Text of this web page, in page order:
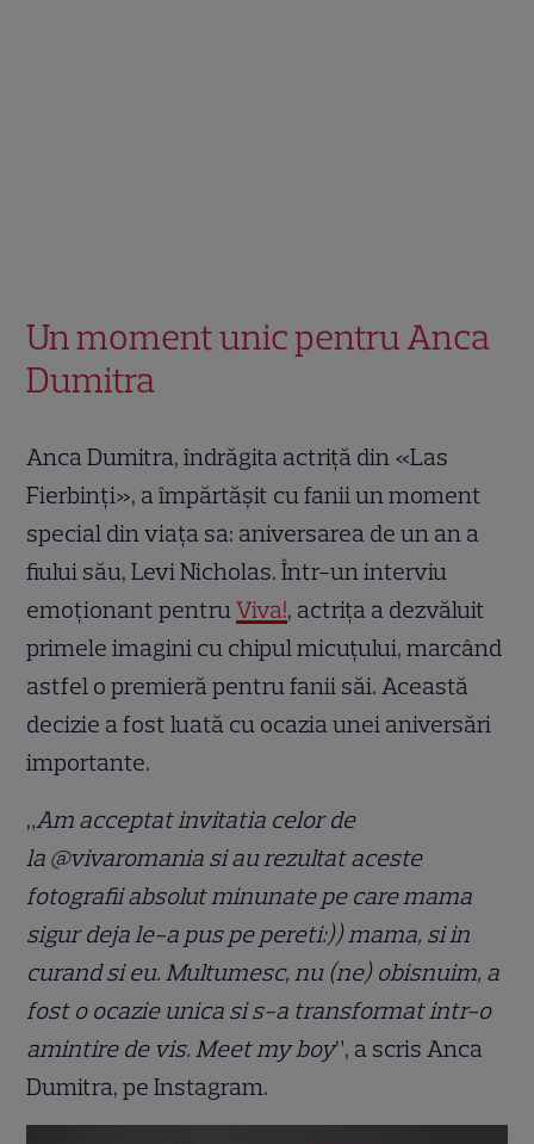
Un moment unic pentru Anca
Dumitra
Anca Dumitra, îndrăgita actriță din «Las
Fierbinți», a împărtășit cu fanii un moment
special din viața sa: aniversarea de un an a
fiului său, Levi Nicholas. Într-un interviu
emoționant pentruViva!, actrița a dezvăluit
primele imagini cu chipul micuțului, marcând
astfel o premieră pentru fanii săi. Această
decizie a fost luată cu ocazia unei aniversări
importante.
„Am acceptat invitatia celor de
la @vivaromania si au rezultat aceste
fotografii absolut minunate pe care mama
sigur deja le-a pus pe pereti:)) mama, si in
curand si eu. Multumesc, nu (ne) obisnuim, a
fost o ocazie unica si s-a transformat intr-o
amintire de vis. Meet my boy”, a scris Anca
Dumitra, pe Instagram.